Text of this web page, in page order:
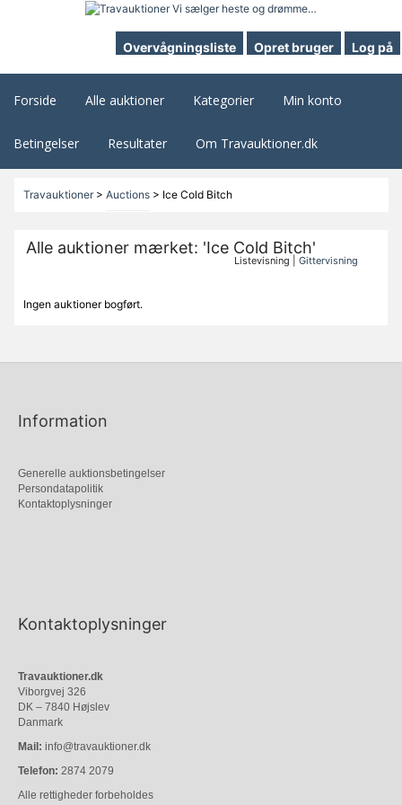
Overvågningsliste Opret bruger Log på
Forside Alle auktioner Kategorier Min konto
Betingelser Resultater Om Travauktioner.dk
Travauktioner> Auctions> Ice Cold Bitch
Alle auktioner mærket: 'Ice Cold Bitch'
Listevisning |Gittervisning
Ingen auktioner bogført.
Information
Generelle auktionsbetingelser
Persondatapolitik
Kontaktoplysninger
Kontaktoplysninger
Travauktioner.dk
Viborgvej 326
DK – 7840 Højslev
Danmark
Mail: info@travauktioner.dk
Telefon: 2874 2079
Alle rettigheder forbeholdes